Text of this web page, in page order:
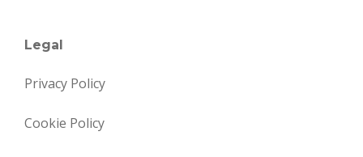
Legal
Privacy Policy
Cookie Policy